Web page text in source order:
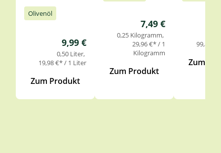
Olivenöl
Regulärer Preis:
9,99 €
0,50 Liter
19,98 €* / 1 Liter
Zum Produkt
Regulärer Preis:
7,49 €
0,25 Kilogramm
29,96 €* / 1
Kilogramm
Zum Produkt
99,85
Zum